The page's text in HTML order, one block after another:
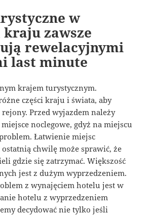
w
kraju zawsze
rewelacyjnymi
last minute
krajem turystycznym.
części kraju i świata, aby
Przed wyjazdem należy
noclegowe, gdyż na miejscu
Łatwienie miejsc
chwilę może sprawić, że
gdzie się zatrzymać. Większość
jest z dużym wyprzedzeniem.
z wynajęciem hotelu jest w
hotelu z wyprzedzeniem
decydować nie tylko jeśli